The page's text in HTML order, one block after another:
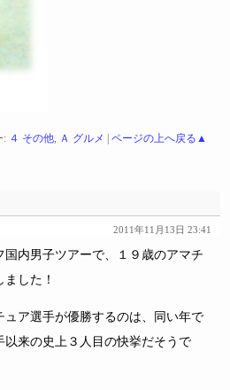
: ４ その他, Ａ グルメ | ページの上へ戻る▲
2011年11月13日 23:41
国内男子ツアーで、１９歳のアマチ
した！
ュア選手が優勝するのは、同い年で
以来の史上３人目の快挙だそうで